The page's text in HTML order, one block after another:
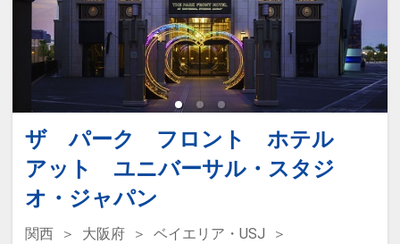
ザ パーク フロント ホテル
アット ユニバーサル・スタジ
オ・ジャパン
関西 大阪府
ベイエリア・USJ